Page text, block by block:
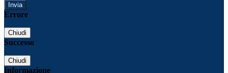
Errore
Chiudi
Successo
Chiudi
Informazione